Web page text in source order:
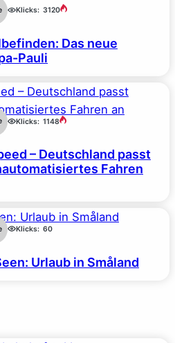
Klicks: 3120
Das neue
Pauli
Klicks: 1148
– Deutschland passt
Fahren
Klicks: 60
Urlaub in Småland